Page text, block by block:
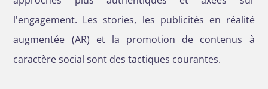
l'engagement. Les stories, les publicités en réalité
augmentée (AR) et la promotion de contenus à
caractère social sont des tactiques courantes.